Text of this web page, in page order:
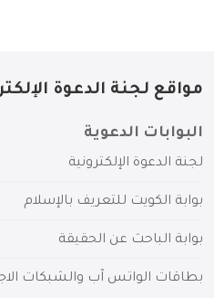
مواقع لجنة الدعوة
البوابات الدعوية
لجنة الدعوة الإلكترونية
بوابة الكويت للتعريف بالإسلام
بوابة الباحث عن الحقيقة
بطاقات الواتس آب والشبكات